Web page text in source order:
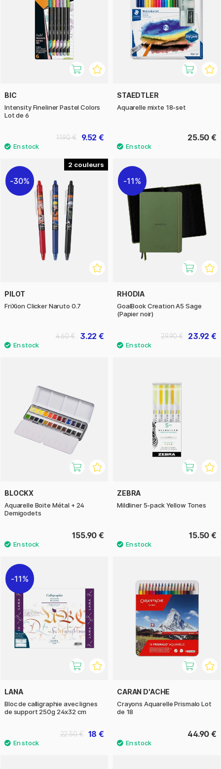
BIC
Intensity Fineliner Pastel Colors
Lot de 6
9.52 €
11.90 €
STAEDTLER
Aquarelle mixte 18-set
25.50 €
2
30%
PILOT
FriXion Clicker Naruto 0.7
3.22 €
4.60 €
11%
RHODIA
GoalBook Creation A5 Sage
(Papier noir)
23.92 €
29.90 €
BLOCKX
Aquarelle Boite Métal + 24
Demigodets
155.90 €
ZEBRA
Mildliner 5-pack Yellow Tones
15.50 €
11%
LANA
Bloc de calligraphie avec lignes
de support 250g 24x32 cm
18 €
22.50 €
CARAN D'ACHE
Crayons Aquarelle Prismalo Lot
de 18
44.90 €